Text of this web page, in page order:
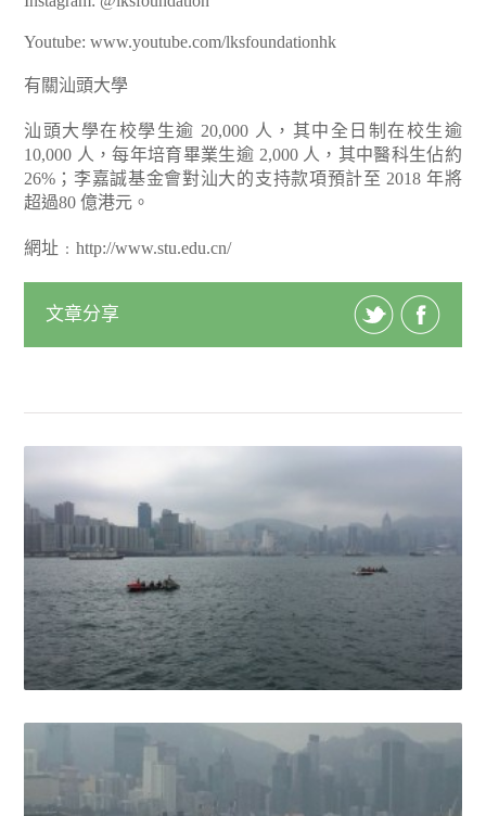
Youtube: www.youtube.com/lksfoundationhk
有關汕頭大學
汕頭大學在校學生逾 20,000 人，其中全日制在校生逾
10,000 人，每年培育畢業生逾 2,000 人，其中醫科生佔約
26%；李嘉誠基金會對汕大的支持款項預計至 2018 年將
超過80 億港元。
網址﹕http://www.stu.edu.cn/
文章分享